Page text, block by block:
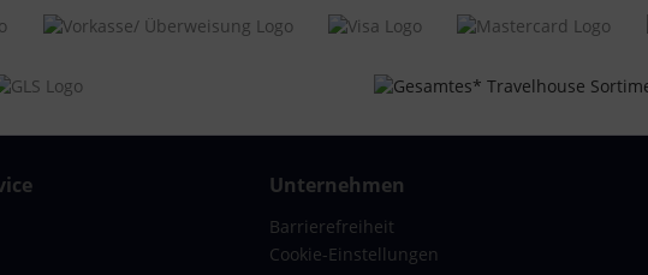
zu packen,
Packriemen
Erwachsene
Unternehmen
Barrierefreiheit
Cookie-Einstellungen